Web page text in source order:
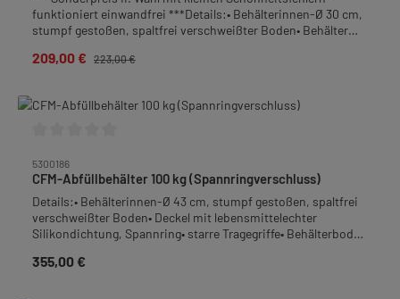
funktioniert einwandfrei ***Details:• Behälterinnen-Ø 30 cm,
stumpf gestoßen, spaltfrei verschweißter Boden• Behälter
Silikondichtung• Fallgriffe• Behälterboden mit Gefälle zum
Gewicht: 6,2 kgFrachtpflichtiges Gewicht: 7,6
Verkaufspreis:
209,00 € Regulärer Preis:
223,00 €
5300186
CFM-Abfüllbehälter 100 kg (Spannringverschluss)
Details:• Behälterinnen-Ø 43 cm, stumpf gestoßen, spaltfrei
verschweißter Boden• Deckel mit lebensmittelechter
Silikondichtung, Spannring• starre Tragegriffe• Behälterboden
bodengleich angeschweißt• Material: Edelstahl-Rostfrei•
Regulärer Preis:
355,00 €